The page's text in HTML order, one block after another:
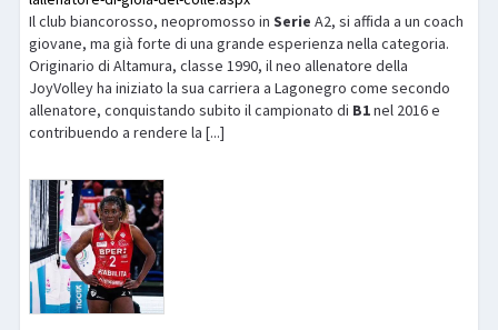
Il club biancorosso, neopromosso inSerie A2, si affida a un coach
giovane, ma già forte di una grande esperienza nella categoria.
Originario di Altamura, classe 1990, il neo allenatore della
JoyVolley ha iniziato la sua carriera a Lagonegro come secondo
allenatore, conquistando subito il campionato di B1nel 2016 e
contribuendo a rendere la [...]